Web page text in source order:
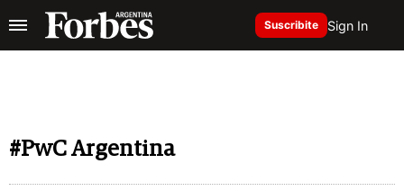
Suscribite Sign In
#PwC Argentina